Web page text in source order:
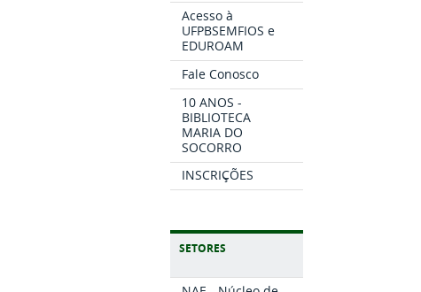
Acesso à
UFPBSEMFIOS e
EDUROAM
Fale Conosco
10 ANOS -
BIBLIOTECA
MARIA DO
SOCORRO
INSCRIÇÕES
SETORES